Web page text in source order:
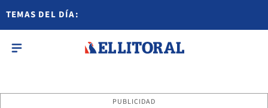
TEMAS DEL DÍA:
PUBLICIDAD